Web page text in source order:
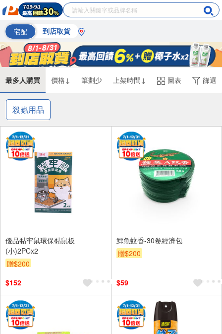
宅配 到店取貨
最多人購買 價格↓ 筆劃少 上架時間↓ 圖表 篩選
殺蟲用品
優品黏牢鼠環保黏鼠板
(小)2PCx2
贈$200
$152
鱷魚蚊香-30卷經濟包
贈$200
$59